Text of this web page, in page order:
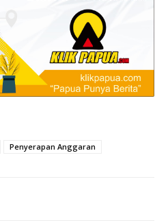
Penyerapan Anggaran